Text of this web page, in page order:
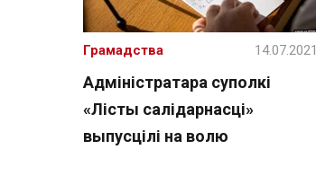
Адміністратара суполкі
«Лісты салідарнасці»
выпусцілі на волю
Грамадства 14.07.2021